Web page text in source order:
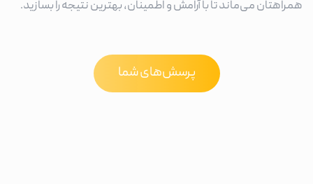
همراهتان می‌ماند تا با آرامش و اطمینان، بهترین نتیجه را بسازید.
پرسش‌های شما